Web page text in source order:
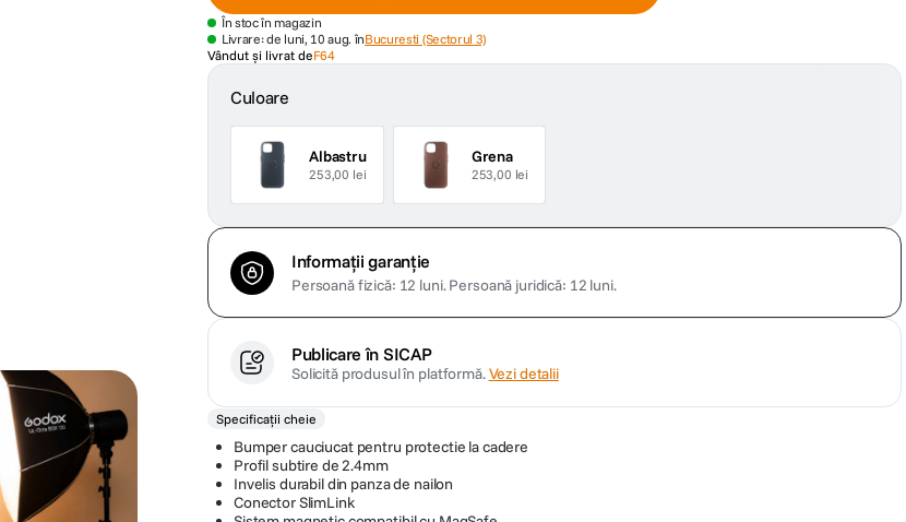
În stoc în magazin
Livrare: de luni, 10 aug. înBucuresti (Sectorul 3)
Vândut și livrat deF64
Culoare
Albastru
253,00 lei
Grena
253,00 lei
Informații garanție
Persoană fizică: 12 luni.Persoană juridică: 12 luni.
Publicare în SICAP
Solicită produsul în platformă.Vezi detalii
Specificații cheie
Bumper cauciucat pentru protectie la cadere
Profil subtire de 2.4mm
Invelis durabil din panza de nailon
Conector SlimLink